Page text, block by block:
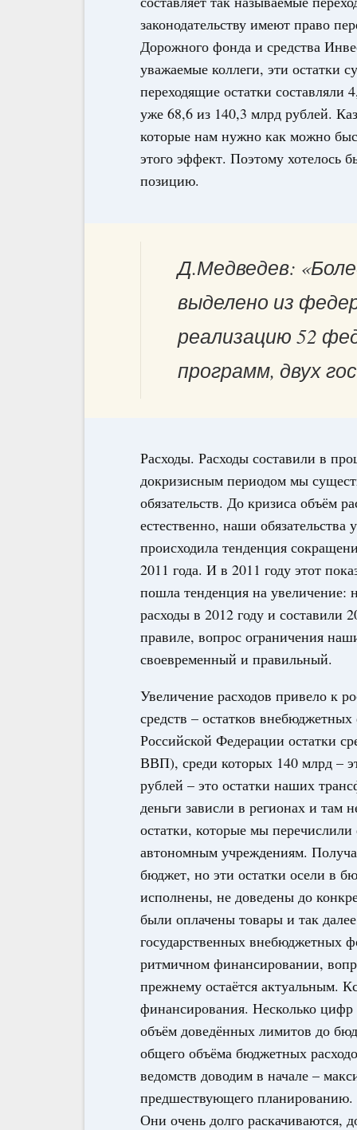
законодательству имеют право
Дорожного фонда и средства
уважаемые коллеги, эти остатки
переходящие остатки
уже 68,6 из 140,3 млрд рублей.
которые нам нужно как можно
этого эффект. Поэтому хотелось
позицию.
Д.Медведев:
выделено из
реализацию 52
программ, двух
Расходы. Расходы составили в
докризисным периодом мы
обязательств. До кризиса объём
естественно, наши
происходила тенденция
2011 года. И в 2011 году этот
пошла тенденция на увеличение:
расходы в 2012 году и
правиле, вопрос ограничения
своевременный и правильный.
Увеличение расходов привело к
средств – остатков
Российской Федерации остатки
ВВП), среди которых 140 млрд –
рублей – это остатки наших
деньги зависли в регионах и там
остатки, которые мы
автономным учреждениям.
бюджет, но эти остатки осели в
исполнены, не доведены до
были оплачены товары и так
государственных внебюджетных
ритмичном финансировании,
прежнему остаётся актуальным.
финансирования. Несколько
объём доведённых лимитов до
общего объёма бюджетных
ведомств доводим в начале –
предшествующего планированию.
Они очень долго раскачиваются,